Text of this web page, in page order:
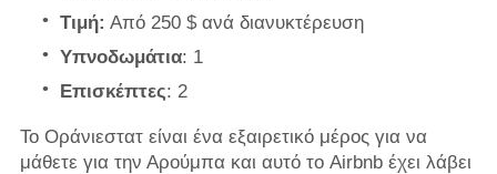
Τιμή: Από 250 $ ανά διανυκτέρευση
Υπνοδωμάτια: 1
Επισκέπτες: 2
Το Οράνιεστατ είναι ένα εξαιρετικό μέρος για να
μάθετε για την Αρούμπα και αυτό το Airbnb έχει λάβει